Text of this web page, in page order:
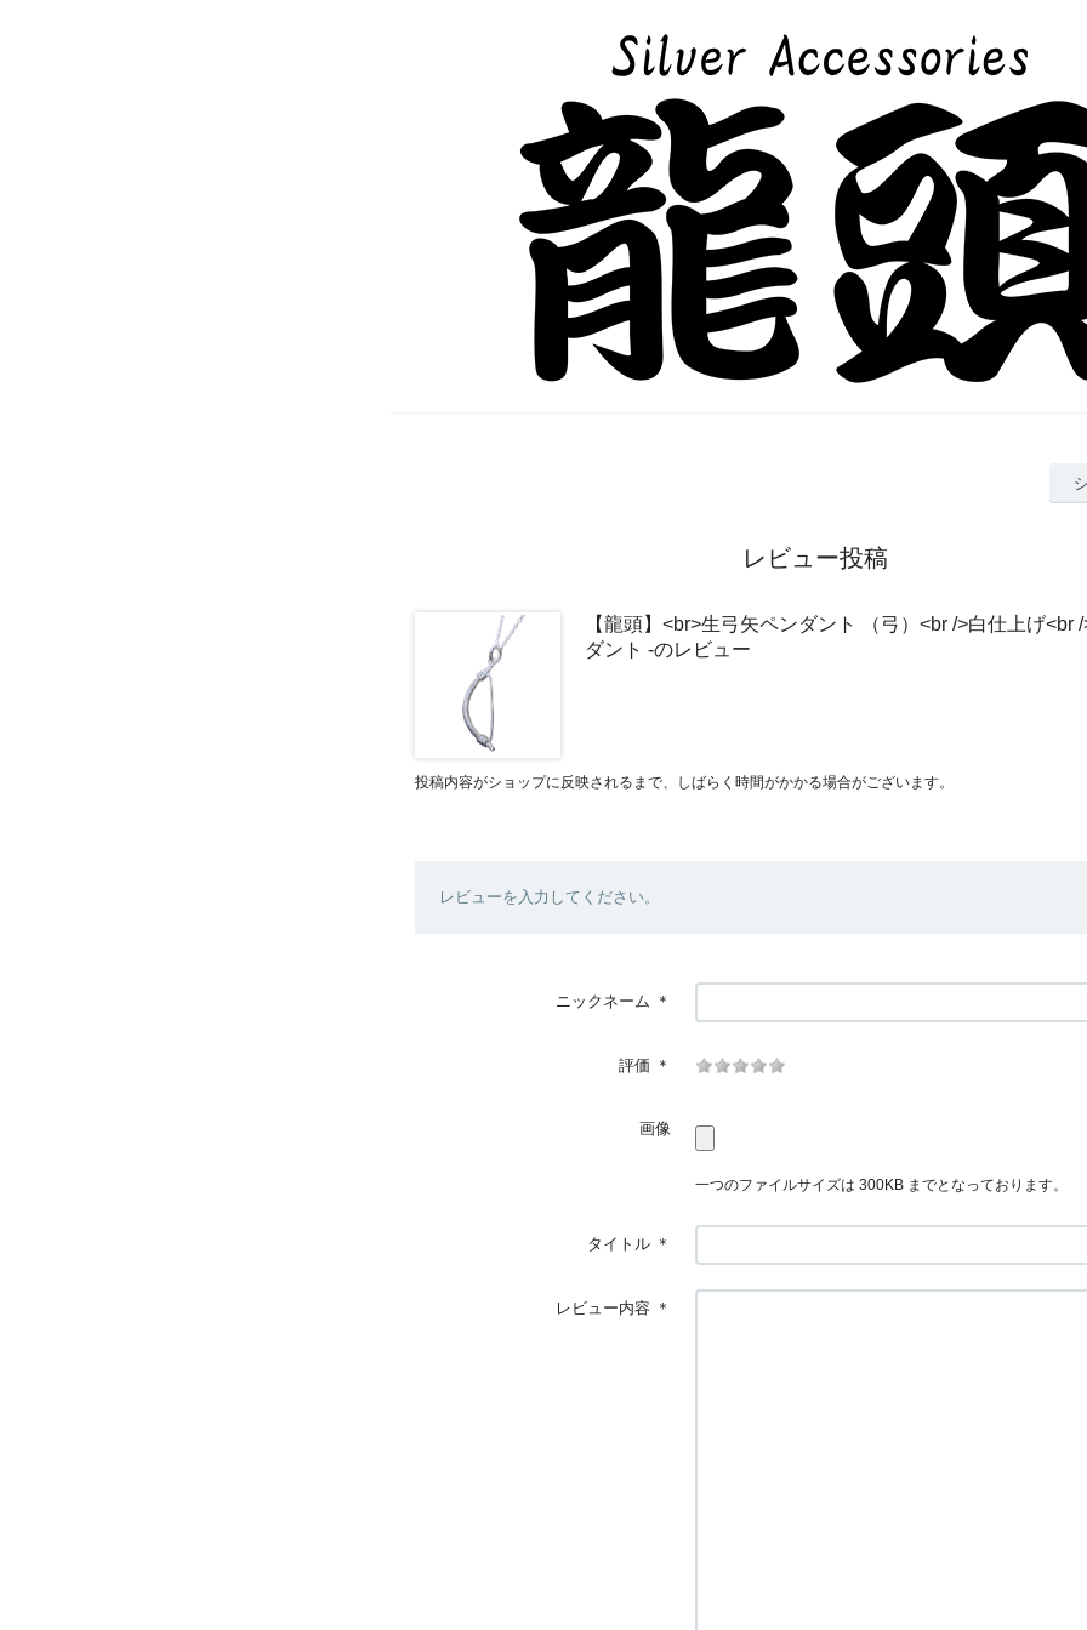
レビュー投稿
【龍頭】<br>生弓矢ペンダント （弓）<br />白仕上げ<br
ダント -のレビュー
投稿内容がショップに反映されるまで、しばらく時間がかかる場合がございます。
レビューを入力してください。
ニックネーム ＊
評価 ＊
画像
一つのファイルサイズは 300KB までとなっております。
タイトル ＊
レビュー内容 ＊